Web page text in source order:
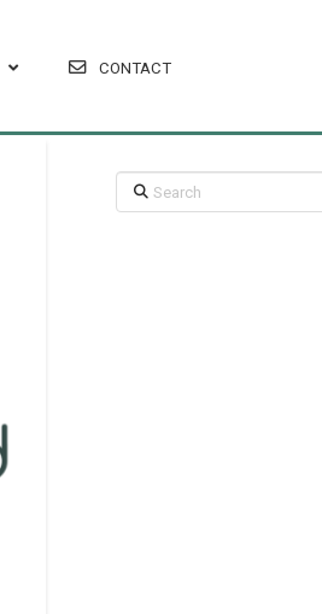
CONTACT
Search